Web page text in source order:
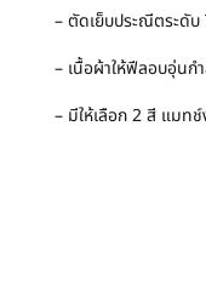
– ตัดเย็บประณีตระดับ
– เนื้อผ้าให้ฟีลอบอุ่นกำลั
– มีให้เลือก 2 สี แมทช์ง่